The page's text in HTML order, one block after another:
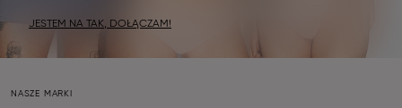
JESTEM NA TAK, DOŁĄCZAM!
NASZE MARKI